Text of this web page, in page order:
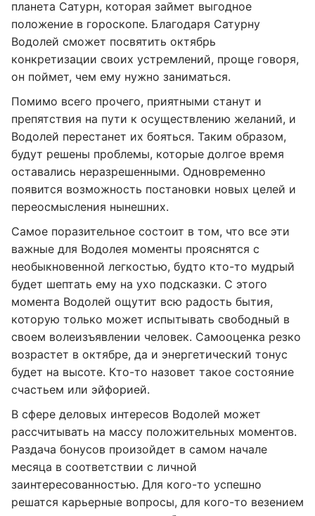
планета Сатурн, которая займет выгодное
положение в гороскопе. Благодаря Сатурну
Водолей сможет посвятить октябрь
конкретизации своих устремлений, проще говоря,
он поймет, чем ему нужно заниматься.
Помимо всего прочего, приятными станут и
препятствия на пути к осуществлению желаний, и
Водолей перестанет их бояться. Таким образом,
будут решены проблемы, которые долгое время
оставались неразрешенными. Одновременно
появится возможность постановки новых целей и
переосмысления нынешних.
Самое поразительное состоит в том, что все эти
важные для Водолея моменты прояснятся с
необыкновенной легкостью, будто кто-то мудрый
будет шептать ему на ухо подсказки. С этого
момента Водолей ощутит всю радость бытия,
которую только может испытывать свободный в
своем волеизъявлении человек. Самооценка резко
возрастет в октябре, да и энергетический тонус
будет на высоте. Кто-то назовет такое состояние
счастьем или эйфорией.
В сфере деловых интересов Водолей может
рассчитывать на массу положительных моментов.
Раздача бонусов произойдет в самом начале
месяца в соответствии с личной
заинтересованностью. Для кого-то успешно
решатся карьерные вопросы, для кого-то везением